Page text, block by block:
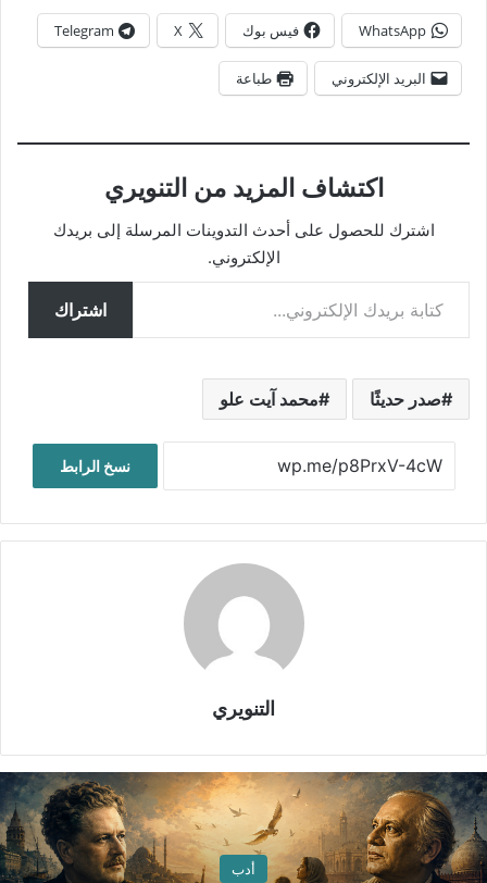
WhatsApp فيس بوك X
Telegram
البريد الإلكتروني طباعة
اكتشاف المزيد من التنويري
اشترك للحصول على أحدث التدوينات المرسلة إلى بريدك
الإلكتروني.
كتابة بريدك الإلكتروني...
اشتراك
صدر حديثًا محمد آيت علو
نسخ الرابط
التنويري
أدب